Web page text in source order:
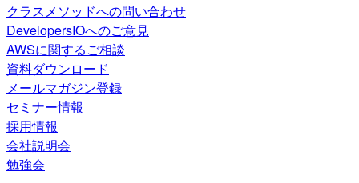
クラスメソッドへの問い合わせ
DevelopersIOへのご意見
AWSに関するご相談
資料ダウンロード
メールマガジン登録
セミナー情報
採用情報
会社説明会
勉強会